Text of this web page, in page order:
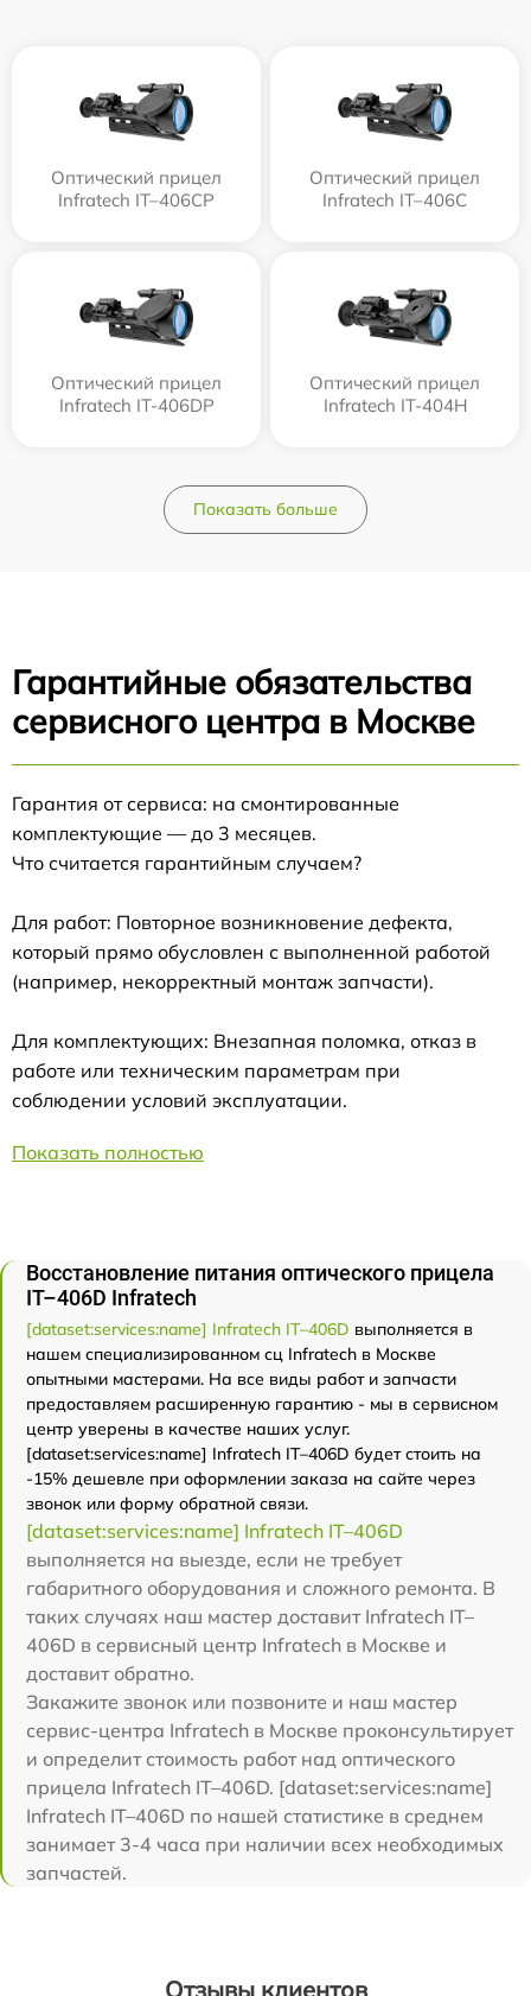
Оптический прицел
Infratech IT–406СP
Оптический прицел
Infratech IT–406С
Оптический прицел
Infratech IT-406DP
Оптический прицел
Infratech IT-404H
Показать больше
Гарантийные обязательства
сервисного центра в Москве
Гарантия от сервиса: на смонтированные
комплектующие — до 3 месяцев.
Что считается гарантийным случаем?
Для работ: Повторное возникновение дефекта,
который прямо обусловлен с выполненной работой
(например, некорректный монтаж запчасти).
Для комплектующих: Внезапная поломка, отказ в
работе или техническим параметрам при
соблюдении условий эксплуатации.
Показать полностью
Восстановление питания оптического прицела
IT–406D Infratech
[dataset:services:name] Infratech IT–406D выполняется в
нашем специализированном сц Infratech в Москве
опытными мастерами. На все виды работ и запчасти
предоставляем расширенную гарантию - мы в сервисном
центр уверены в качестве наших услуг.
[dataset:services:name] Infratech IT–406D будет стоить на
-15% дешевле при оформлении заказа на сайте через
звонок или форму обратной связи.
[dataset:services:name] Infratech IT–406D
выполняется на выезде, если не требует
габаритного оборудования и сложного ремонта. В
таких случаях наш мастер доставит Infratech IT–
406D в сервисный центр Infratech в Москве и
доставит обратно.
Закажите звонок или позвоните и наш мастер
сервис-центра Infratech в Москве проконсультирует
и определит стоимость работ над оптического
прицела Infratech IT–406D. [dataset:services:name]
Infratech IT–406D по нашей статистике в среднем
занимает 3-4 часа при наличии всех необходимых
запчастей.
Отзывы клиентов